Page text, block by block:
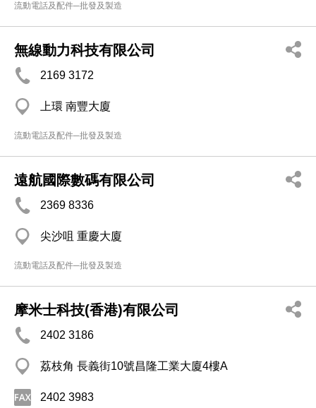
流動電話及配件─批發及製造
無線動力科技有限公司
2169 3172
上環 南豐大廈
流動電話及配件─批發及製造
遠航國際數碼有限公司
2369 8336
尖沙咀 重慶大廈
流動電話及配件─批發及製造
摩米士科技(香港)有限公司
2402 3186
荔枝角 長義街10號昌隆工業大廈4樓A
2402 3983